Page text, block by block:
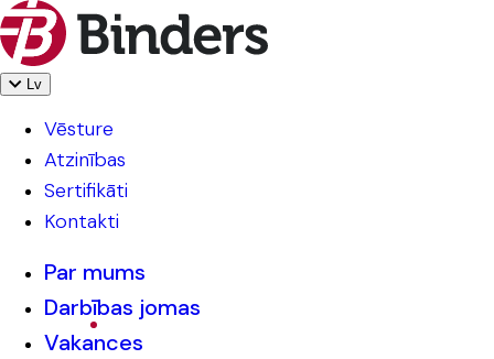
Lv
Vēsture
Atzinības
Sertifikāti
Kontakti
Par mums
Darbības jomas
Vakances